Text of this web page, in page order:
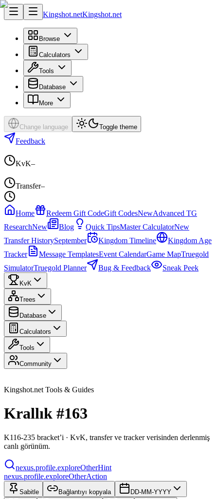
Kingshot.netKingshot.net
Browse
Calculators
Tools
Database
More
Change language Toggle theme
Feedback
KvK–
Transfer–
Home Redeem Gift CodeGift CodesNewAdvanced TG
ResearchNew Blog Quick TipsMaster CalculatorNew
Transfer HistorySeptember Kingdom Timeline
Kingdom Age
Tracker
Message TemplatesEvent CalendarGame MapTruegold
SimulatorTruegold Planner Bug & Feedback Sneak Peek
KvK
Trees
Database
Calculators
Tools
Community
Kingshot.net Tools & Guides
Krallık #163
K116-235 bracket’i · KvK, transfer ve tracker verisinden derlenmiş
canlı görünüm.
nexus.profile.exploreOtherHint
nexus.profile.exploreOtherAction
Sabitle Bağlantıyı kopyala DD-MM-YYYY